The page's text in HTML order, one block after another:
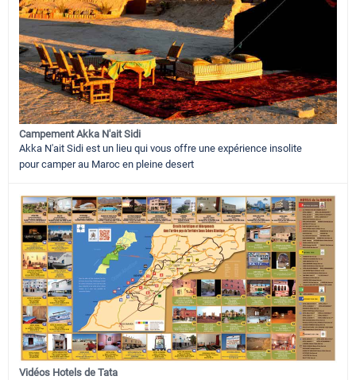
Campement Akka N'ait Sidi
Akka N'ait Sidi est un lieu qui vous offre une expérience insolite
pour camper au Maroc en pleine desert
Vidéos Hotels de Tata